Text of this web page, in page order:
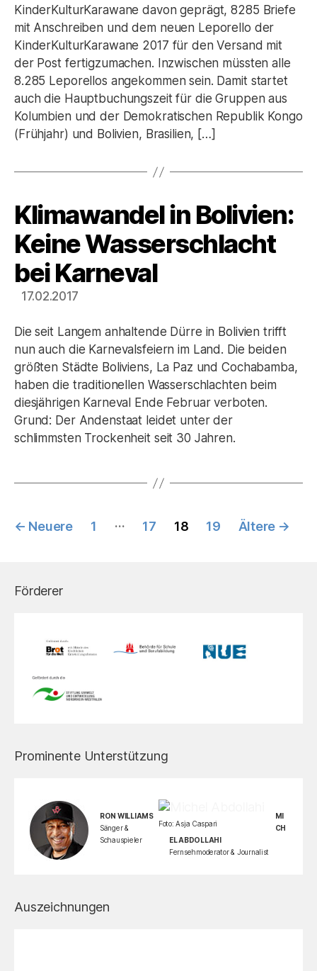
KinderKulturKarawane davon geprägt, 8285 Briefe
mit Anschreiben und dem neuen Leporello der
KinderKulturKarawane 2017 für den Versand mit
der Post fertigzumachen. Inzwischen müssten alle
8.285 Leporellos angekommen sein. Damit startet
auch die Hauptbuchungszeit für die Gruppen aus
Kolumbien und der Demokratischen Republik Kongo
(Frühjahr) und Bolivien, Brasilien, […]
Kategorien
Klimawandel in Bolivien:
Keine Wasserschlacht
bei Karneval
17.02.2017
Die seit Langem anhaltende Dürre in Bolivien trifft
nun auch die Karnevalsfeiern im Land. Die beiden
größten Städte Boliviens, La Paz und Cochabamba,
haben die traditionellen Wasserschlachten beim
diesjährigen Karneval Ende Februar verboten.
Grund: Der Andenstaat leidet unter der
schlimmsten Trockenheit seit 30 Jahren.
Seitennummerierung
← Neuere 1 … 17 18 19 Ältere →
Förderer
Prominente Unterstützung
RON WILLIAMS
Sänger &
Schauspieler
Foto: Asja Caspari
MI
CH
EL ABDOLLAHI
Fernsehmoderator & Journalist
Auszeichnungen